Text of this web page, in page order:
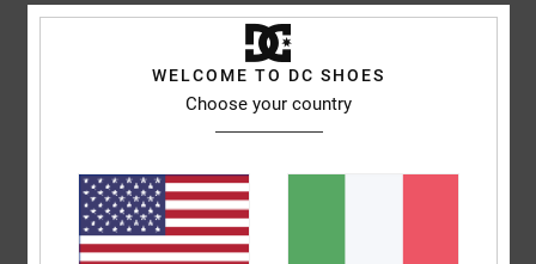
3 recensioni verificate
Il 100% dei nostri clienti consiglia questo prodotto
Taglia
WELCOME TO DC SHOES
Choose your country